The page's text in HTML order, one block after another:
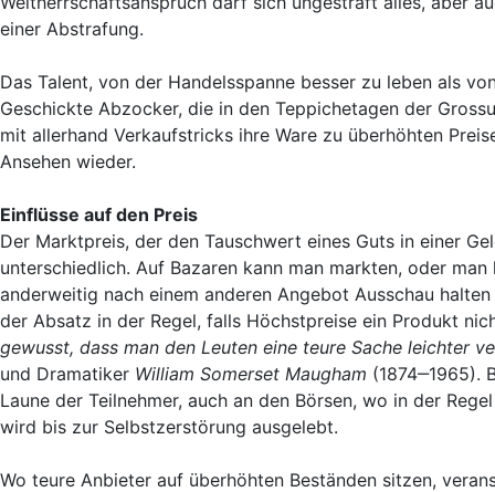
einer Abstrafung.
Das Talent, von der Handelsspanne besser zu leben als
Geschickte Abzocker, die in den Teppichetagen der
mit allerhand Verkaufstricks ihre Ware zu überhöhten
Ansehen wieder.
Einflüsse auf den Preis
Der Marktpreis, der den Tauschwert eines Guts in einer
unterschiedlich. Auf Bazaren kann man markten, oder
anderweitig nach einem anderen Angebot Ausschau
der Absatz in der Regel, falls Höchstpreise ein Produkt
gewusst, dass man den Leuten eine teure Sache leichter
und Dramatiker William Somerset Maugham (1874‒1965).
Laune der Teilnehmer, auch an den Börsen, wo in der
wird bis zur Selbstzerstörung ausgelebt.
Wo teure Anbieter auf überhöhten Beständen sitzen,